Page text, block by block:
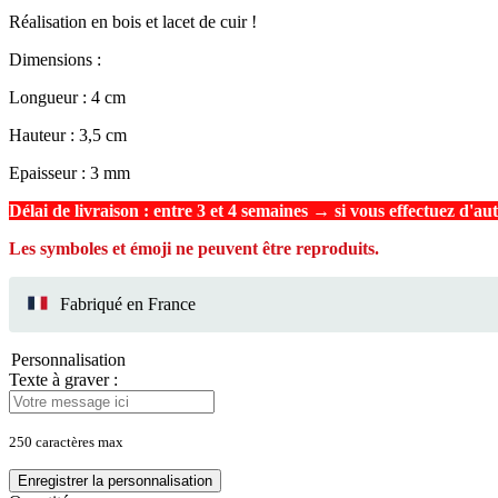
Réalisation en bois et lacet de cuir !
Dimensions :
Longueur : 4 cm
Hauteur : 3,5 cm
Epaisseur : 3 mm
Délai de livraison : entre 3 et 4 semaines → si vous effectuez
Les symboles et émoji ne peuvent être reproduits.
Fabriqué en France
Personnalisation
Texte à graver :
250 caractères max
Enregistrer la personnalisation